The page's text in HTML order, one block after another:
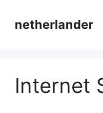
contentnetherlander
Internet